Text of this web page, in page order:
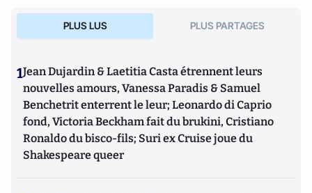
PLUS LUS PLUS PARTAGES
1Jean Dujardin & Laetitia Casta étrennent leurs
nouvelles amours, Vanessa Paradis & Samuel
Benchetrit enterrent le leur; Leonardo di Caprio
fond, Victoria Beckham fait du brukini, Cristiano
Ronaldo du bisco-fils; Suri ex Cruise joue du
Shakespeare queer